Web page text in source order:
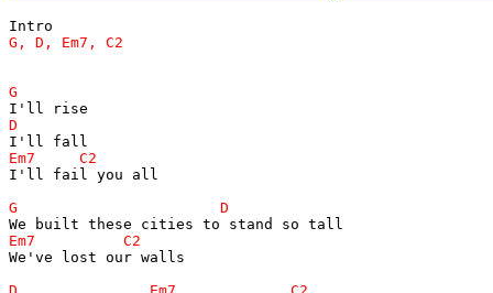
I'll fail you all
We've lost our walls